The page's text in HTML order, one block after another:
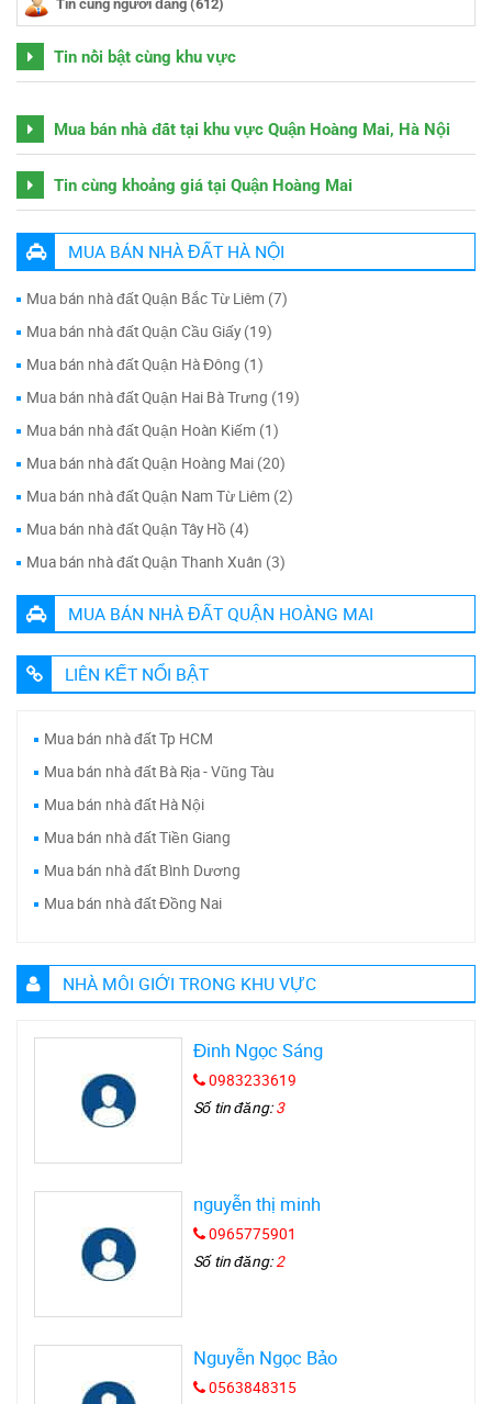
Tin cùng người đăng (612)
Tin nổi bật cùng khu vực
Mua bán nhà đất tại khu vực Quận Hoàng Mai, Hà Nội
Tin cùng khoảng giá tại Quận Hoàng Mai
MUA BÁN NHÀ ĐẤT HÀ NỘI
Mua bán nhà đất Quận Bắc Từ Liêm (7)
Mua bán nhà đất Quận Cầu Giấy (19)
Mua bán nhà đất Quận Hà Đông (1)
Mua bán nhà đất Quận Hai Bà Trưng (19)
Mua bán nhà đất Quận Hoàn Kiếm (1)
Mua bán nhà đất Quận Hoàng Mai (20)
Mua bán nhà đất Quận Nam Từ Liêm (2)
Mua bán nhà đất Quận Tây Hồ (4)
Mua bán nhà đất Quận Thanh Xuân (3)
MUA BÁN NHÀ ĐẤT QUẬN HOÀNG MAI
LIÊN KẾT NỔI BẬT
Mua bán nhà đất Tp HCM
Mua bán nhà đất Bà Rịa - Vũng Tàu
Mua bán nhà đất Hà Nội
Mua bán nhà đất Tiền Giang
Mua bán nhà đất Bình Dương
Mua bán nhà đất Đồng Nai
NHÀ MÔI GIỚI TRONG KHU VỰC
Đinh Ngọc Sáng
0983233619
Số tin đăng:3
nguyễn thị minh
0965775901
Số tin đăng:2
Nguyễn Ngọc Bảo
0563848315